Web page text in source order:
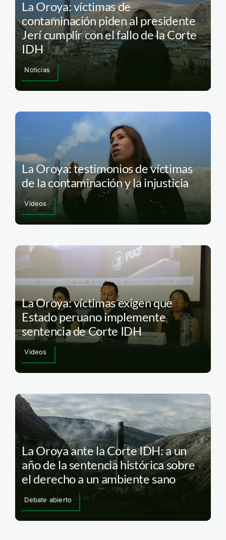
La Oroya: víctimas de
contaminación piden al presidente
Jerí cumplir con el fallo de la Corte
IDH
Noticias
La Oroya: testimonios de víctimas
de la contaminación y la injusticia
Videos
La Oroya: víctimas exigen que
Estado peruano implemente
sentencia de Corte IDH
Videos
La Oroya ante la Corte IDH: a un
año de la sentencia histórica sobre
el derecho a un ambiente sano
Debate abierto